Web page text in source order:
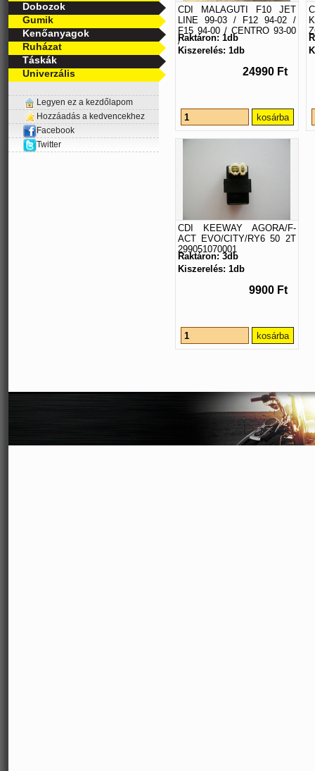
Dobozok
Gumik
Kenőanyagok
Ruházat
Táskák
Univerzális
Legyen ez a kezdőlapom
Hozzáadás a kedvencekhez
Facebook
Twitter
CDI MALAGUTI F10 JET
LINE 99-03 / F12 94-02 /
F15 94-00 / CENTRO 93-00
/Raktáron: 1db
Kiszerelés: 1db
24990 Ft
CDI KEEWAY AGORA/F-
ACT EVO/CITY/RY6 50 2T
299051070001
Raktáron: 3db
Kiszerelés: 1db
9900 Ft